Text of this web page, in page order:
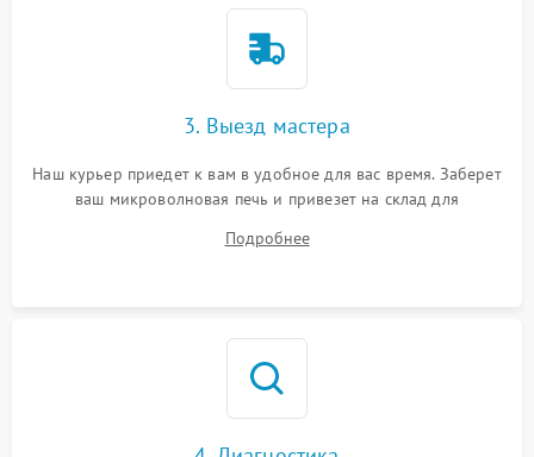
3. Выезд мастера
Наш курьер приедет к вам в удобное для вас время. Заберет
ваш микроволновая печь и привезет на склад для
Подробнее